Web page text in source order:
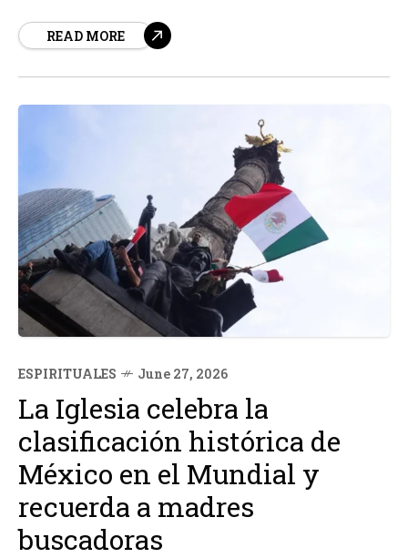
arquidiocesana celebrada el 23 de junio en el colegio
READ MORE
ESPIRITUALES June 27, 2026
La Iglesia celebra la
clasificación histórica de
México en el Mundial y
recuerda a madres
buscadoras